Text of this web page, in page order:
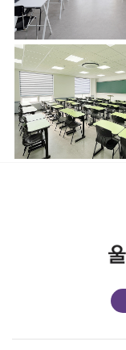
7층 인강실
8층 강의실